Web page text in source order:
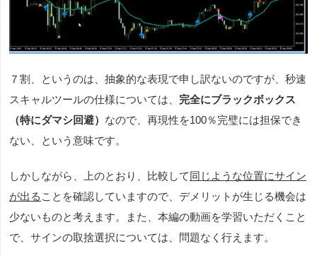
７割、というのは、抽象的な表現で申し訳ないのですが、 秒速
スキャルツールの仕様については、 完全にブラックボックス
（特にダマシ回避） なので、再現性を100％完璧には担保でき
ない、という意味です。
しかしながら、上のとおり、比較して同じような位置にサイン
が出る ことを確認していますので、デメリットが生じる機会は
少ないものと考えます。また、本編の動画を学習いただくこと
で、サインの取捨選択については、問題なく行えます。